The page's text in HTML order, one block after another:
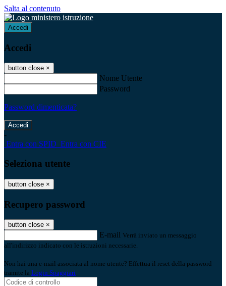
Salta al contenuto
Accedi
Accedi
button close ×
Nome Utente
Password
Password dimenticata?
-
Entra con SPID Entra con CIE
Seleziona utente
button close ×
Recupero password
button close ×
E-mail Verrà inviato un messaggio
all'indirizzo indicato con le istruzioni necessarie.
Non hai una e-mail associata al nome utente? Effettua il reset della password
tramite la Login Spaggiari